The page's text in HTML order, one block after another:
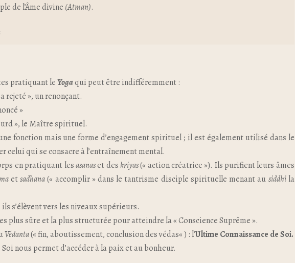
de l’Âme divine (Atman).
pratiquant leYogaqui peut être indifféremment :
rejeté », un renonçant.
»
», le Maître spirituel.
fonction mais une forme d’engagement spirituel ; il est également utilisé dans le
celui qui se consacre à l’entraînement mental.
en pratiquant lesasanaset deskriyas(« action créatrice »). Ils purifient leurs âmes
etsadhana(« accomplir » dans le tantrisme disciple spirituelle menant au siddhila
s’élèvent vers les niveaux supérieurs.
plus sûre et la plus structurée pour atteindre la « Conscience Suprême ».
Védanta(« fin, aboutissement, conclusion des védas« ) : l’Ultime Connaissance de Soi.
nous permet d’accéder à la paix et au bonheur.